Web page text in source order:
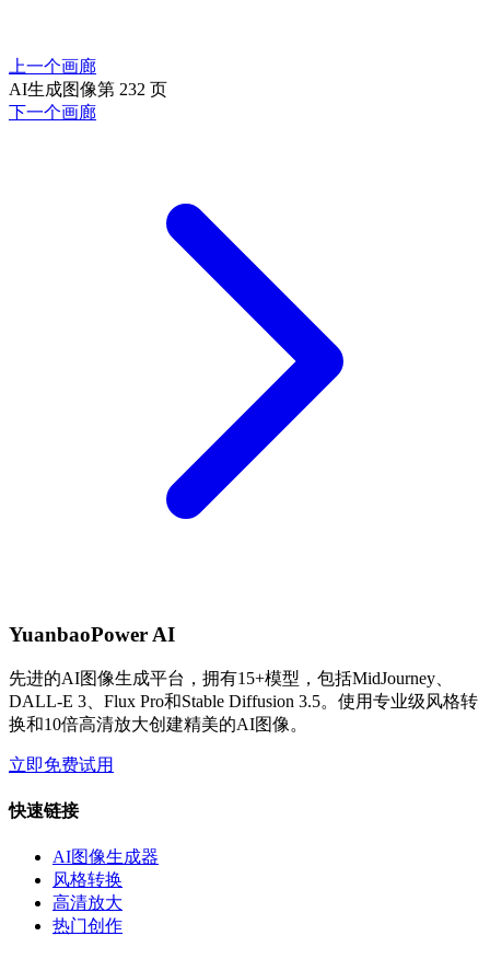
上一个画廊
AI生成图像第 232 页
下一个画廊
YuanbaoPower AI
先进的AI图像生成平台，拥有15+模型，包括MidJourney、
DALL-E 3、Flux Pro和Stable Diffusion 3.5。使用专业级风格转
换和10倍高清放大创建精美的AI图像。
立即免费试用
快速链接
AI图像生成器
风格转换
高清放大
热门创作